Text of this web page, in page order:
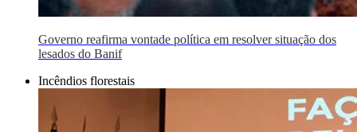
Governo reafirma vontade política em resolver situação dos
lesados do Banif
Incêndios florestais